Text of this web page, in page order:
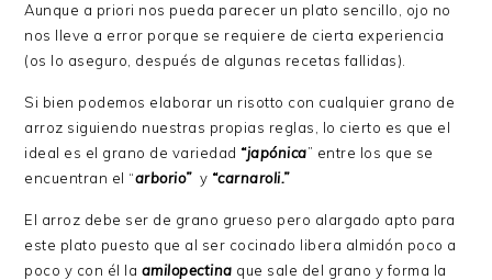
Aunque a priori nos pueda parecer un plato sencillo, ojo no
nos lleve a error porque se requiere de cierta experiencia
(os lo aseguro, después de algunas recetas fallidas).
Si bien podemos elaborar un risotto con cualquier grano de
arroz siguiendo nuestras propias reglas, lo cierto es que el
ideal es el grano de variedad “japónica” entre los que se
encuentran el “arborio”y “carnaroli.”
El arroz debe ser de grano grueso pero alargado apto para
este plato puesto que al ser cocinado libera almidón poco a
poco y con él la amilopectina que sale del grano y forma la